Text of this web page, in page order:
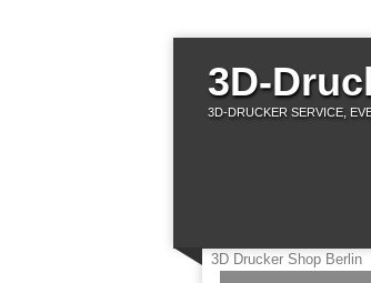
3D-
3D-DRUCKER SERVICE,
3D Drucker Shop Berlin